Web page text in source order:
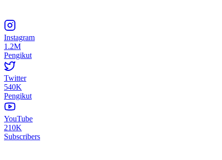
Instagram
1.2M
Pengikut
Twitter
540K
Pengikut
YouTube
210K
Subscribers